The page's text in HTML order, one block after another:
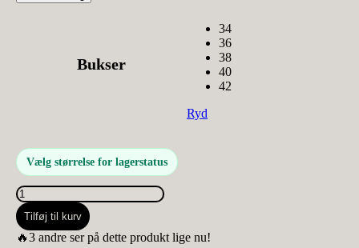
Bukser
34
36
38
40
42
Ryd
Vælg størrelse for lagerstatus
Place
du
Jour
K2029A
Tilføj til kurv
🔥3 andre ser på dette produkt lige nu!